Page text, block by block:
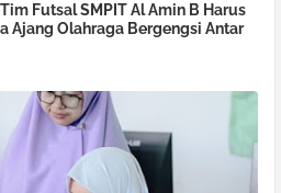
Futsal SMPIT Al Amin B Harus
Ajang Olahraga Bergengsi Antar